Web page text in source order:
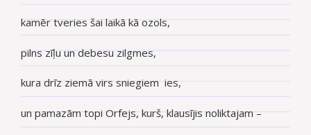
kamēr tveries šai laikā kā ozols,
pilns zīļu un debesu zilgmes,
kura drīz ziemā virs sniegiem ies,
un pamazām topi Orfejs, kurš, klausījis noliktajam –